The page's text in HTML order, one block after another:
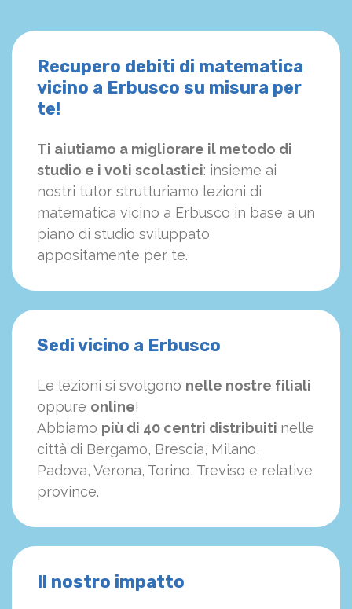
Recupero debiti di matematica
vicino a Erbusco su misura per
te!
Ti aiutiamo a migliorare il metodo di
studio e i voti scolastici: insieme ai
nostri tutor strutturiamo lezioni di
matematica vicino a Erbusco in base a un
piano di studio sviluppato
appositamente per te.
Sedi vicino a Erbusco
Le lezioni si svolgono nelle nostre filiali
oppure online!
Abbiamo più di 40 centri distribuiti nelle
città di Bergamo, Brescia, Milano,
Padova, Verona, Torino, Treviso e relative
province.
Il nostro impatto